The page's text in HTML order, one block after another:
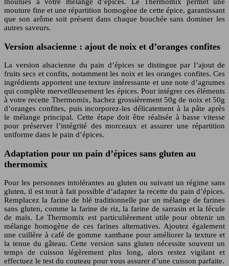
mouture fine et une répartition homogène de cette épice, garantissant
que son arôme soit présent dans chaque bouchée sans dominer les
autres saveurs.
Version alsacienne : ajout de noix et d’oranges confites
La version alsacienne du pain d’épices se distingue par l’ajout de
fruits secs et confits, notamment les noix et les oranges confites. Ces
ingrédients apportent une texture intéressante et une note d’agrumes
qui complète merveilleusement les épices. Pour intégrer ces éléments
à votre recette Thermomix, hachez grossièrement 50g de noix et 50g
d’oranges confites, puis incorporez-les délicatement à la pâte après
le mélange principal. Cette étape doit être réalisée à basse vitesse
pour préserver l’intégrité des morceaux et assurer une répartition
uniforme dans le pain d’épices.
Adaptation pour un pain d’épices sans gluten au
thermomix
Pour les personnes intolérantes au gluten ou suivant un régime sans
gluten, il est tout à fait possible d’adapter la recette du pain d’épices.
Remplacez la farine de blé traditionnelle par un mélange de farines
sans gluten, comme la farine de riz, la farine de sarrasin et la fécule
de maïs. Le Thermomix est particulièrement utile pour obtenir un
mélange homogène de ces farines alternatives. Ajoutez également
une cuillère à café de gomme xanthane pour améliorer la texture et
la tenue du gâteau. Cette version sans gluten nécessite souvent un
temps de cuisson légèrement plus long, alors restez vigilant et
effectuez le test du couteau pour vous assurer d’une cuisson parfaite.